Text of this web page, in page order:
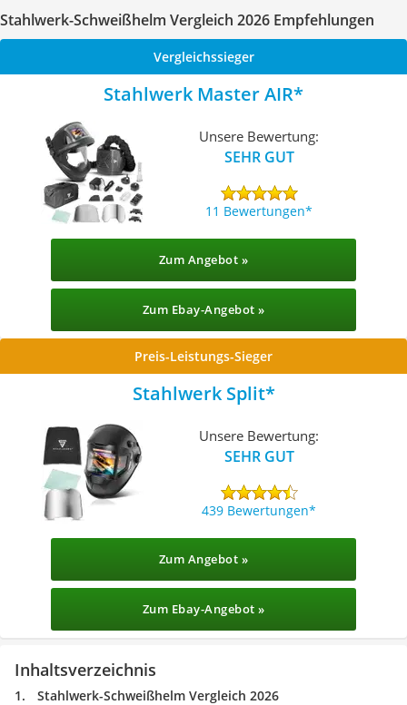
Stahlwerk-Schweißhelm Vergleich 2026 Empfehlungen
Vergleichssieger
Stahlwerk Master AIR
Unsere Bewertung:
SEHR GUT
11 Bewertungen
Zum Angebot »
Zum Ebay-Angebot »
Preis-Leistungs-Sieger
Stahlwerk Split
Unsere Bewertung:
SEHR GUT
439 Bewertungen
Zum Angebot »
Zum Ebay-Angebot »
Inhaltsverzeichnis
Stahlwerk-Schweißhelm Vergleich 2026